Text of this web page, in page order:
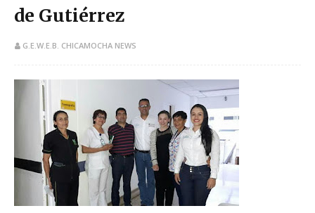
de Gutiérrez
G.E.W.E.B. CHICAMOCHA NEWS